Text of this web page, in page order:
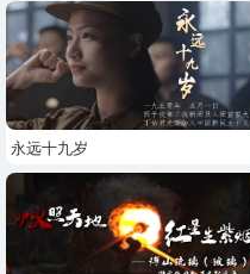
永远十九岁